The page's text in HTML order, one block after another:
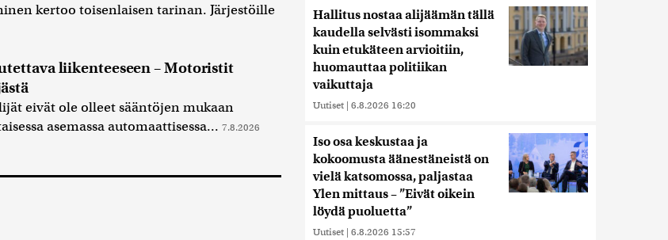
kertoo toisenlaisen tarinan. Järjestöille
liikenteeseen – Motoristit
eivät ole olleet sääntöjen mukaan
asemassa automaattisessa... 7.8.2026
Hallitus nostaa alijäämän tällä
kaudella selvästi isommaksi
kuin etukäteen arvioitiin,
huomauttaa politiikan
vaikuttaja
Uutiset | 6.8.2026 16:20
Iso osa keskustaa ja
kokoomusta äänestäneistä on
vielä katsomossa, paljastaa
Ylen mittaus – ”Eivät oikein
löydä puoluetta”
Uutiset | 6.8.2026 15:57